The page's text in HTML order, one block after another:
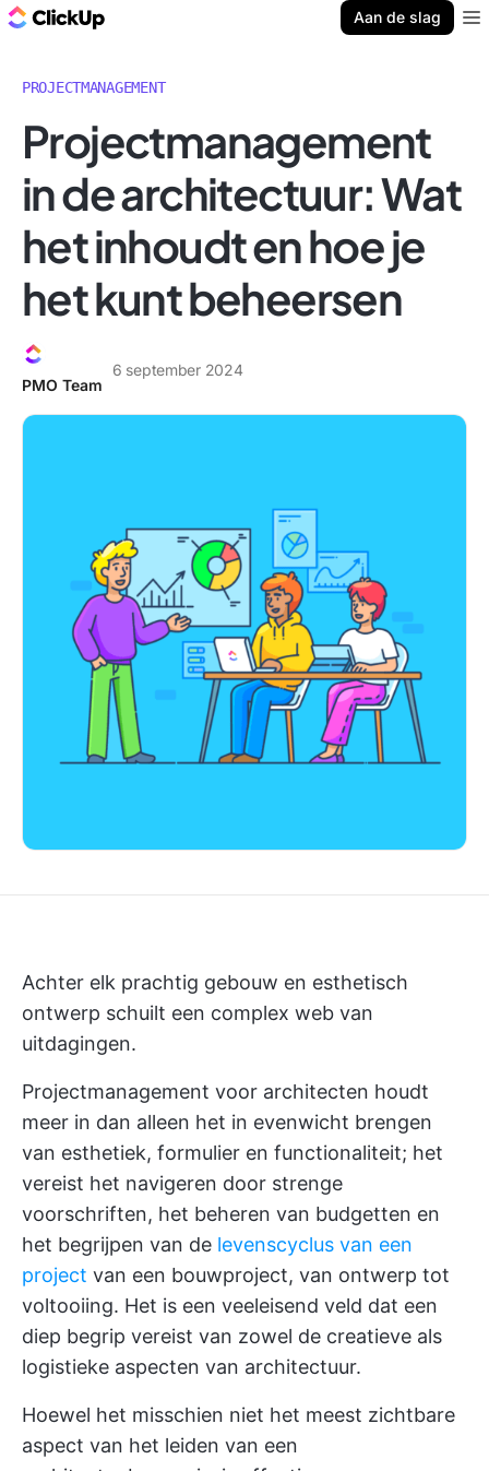
Aan de slag
PROJECTMANAGEMENT
Projectmanagement
in de architectuur: Wat
het inhoudt en hoe je
het kunt beheersen
PMO Team
6 september 2024
Achter elk prachtig gebouw en esthetisch
ontwerp schuilt een complex web van
uitdagingen.
Projectmanagement voor architecten houdt
meer in dan alleen het in evenwicht brengen
van esthetiek, formulier en functionaliteit; het
vereist het navigeren door strenge
voorschriften, het beheren van budgetten en
het begrijpen van de levenscyclus van een
project van een bouwproject, van ontwerp tot
voltooiing. Het is een veeleisend veld dat een
diep begrip vereist van zowel de creatieve als
logistieke aspecten van architectuur.
Hoewel het misschien niet het meest zichtbare
aspect van het leiden van een